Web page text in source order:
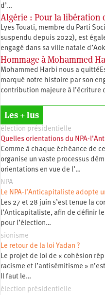
d’…
Algérie : Pour la libération
Lyes Touati, membre du Parti
suspendu depuis 2022), est
engagé dans sa ville natale
Hommage à Mohammed
Mohammed Harbi nous a
marqué notre histoire par son
contribution majeure à
Les + lus
élection présidentielle
Quelles orientations du NPA-
Comme à chaque échéance de
organise un vaste processus
orientations en vue de l’…
NPA
Le NPA-l’Anticapitaliste adopte
Les 27 et 28 juin s’est tenue la
l’Anticapitaliste, afin de définir
pour l’élection…
sionisme
Le retour de la loi Yadan ?
Le projet de loi de « cohésion
racisme et l’antisémitisme »
Il faut le…
élection présidentielle